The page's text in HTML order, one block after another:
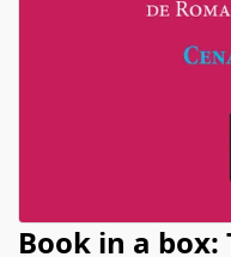
Book in a box: